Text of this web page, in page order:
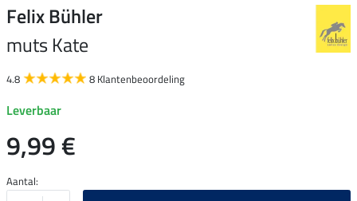
Felix Bühler
muts Kate
4.8 8 Klantenbeoordeling
Leverbaar
9,99 €
Aantal: